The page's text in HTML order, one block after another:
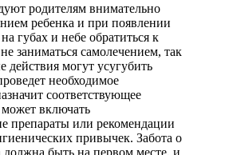
родителям внимательно
ребенка и при появлении
губах и небе обратиться к
заниматься самолечением, так
действия могут усугубить
необходимое
соответствующее
может включать
препараты или рекомендации
привычек. Забота о
быть на первом месте, и